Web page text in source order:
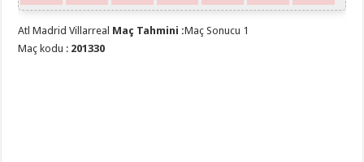
Atl Madrid Villarreal Maç Tahmini :Maç Sonucu 1
Maç kodu : 201330